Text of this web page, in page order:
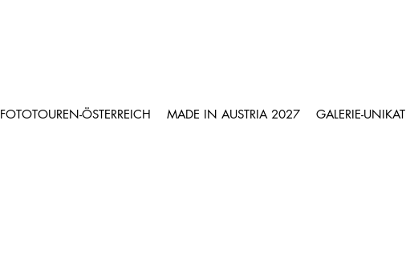
FOTOTOUREN-ÖSTERREICH MADE IN AUSTRIA 2027 GALERIE-UNIKAT